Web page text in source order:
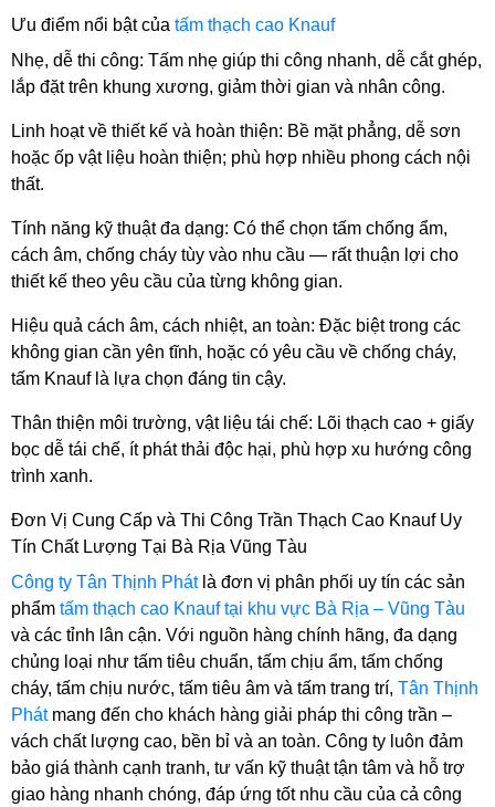
Ưu điểm nổi bật của tấm thạch cao Knauf
Nhẹ, dễ thi công: Tấm nhẹ giúp thi công nhanh, dễ cắt ghép,
lắp đặt trên khung xương, giảm thời gian và nhân công.
Linh hoạt về thiết kế và hoàn thiện: Bề mặt phẳng, dễ sơn
hoặc ốp vật liệu hoàn thiện; phù hợp nhiều phong cách nội
thất.
Tính năng kỹ thuật đa dạng: Có thể chọn tấm chống ẩm,
cách âm, chống cháy tùy vào nhu cầu — rất thuận lợi cho
thiết kế theo yêu cầu của từng không gian.
Hiệu quả cách âm, cách nhiệt, an toàn: Đặc biệt trong các
không gian cần yên tĩnh, hoặc có yêu cầu về chống cháy,
tấm Knauf là lựa chọn đáng tin cậy.
Thân thiện môi trường, vật liệu tái chế: Lõi thạch cao + giấy
bọc dễ tái chế, ít phát thải độc hại, phù hợp xu hướng công
trình xanh.
Đơn Vị Cung Cấp và Thi Công Trần Thạch Cao Knauf Uy
Tín Chất Lượng Tại Bà Rịa Vũng Tàu
Công ty Tân Thịnh Phát là đơn vị phân phối uy tín các sản
phẩm tấm thạch cao Knauf tại khu vực Bà Rịa – Vũng Tàu
và các tỉnh lân cận. Với nguồn hàng chính hãng, đa dạng
chủng loại như tấm tiêu chuẩn, tấm chịu ẩm, tấm chống
cháy, tấm chịu nước, tấm tiêu âm và tấm trang trí, Tân Thịnh
Phát mang đến cho khách hàng giải pháp thi công trần –
vách chất lượng cao, bền bỉ và an toàn. Công ty luôn đảm
bảo giá thành cạnh tranh, tư vấn kỹ thuật tận tâm và hỗ trợ
giao hàng nhanh chóng, đáp ứng tốt nhu cầu của cả công